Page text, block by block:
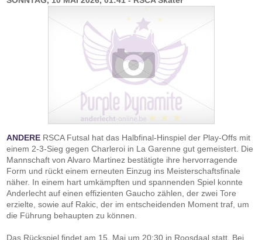
ANDERE RSCA Futsal hat das Halbfinal-Hinspiel der Play-Offs mit
einem 2-3-Sieg gegen Charleroi in La Garenne gut gemeistert. Die
Mannschaft von Alvaro Martinez bestätigte ihre hervorragende
Form und rückt einem erneuten Einzug ins Meisterschaftsfinale
näher. In einem hart umkämpften und spannenden Spiel konnte
Anderlecht auf einen effizienten Gaucho zählen, der zwei Tore
erzielte, sowie auf Rakic, der im entscheidenden Moment traf, um
die Führung behaupten zu können.
Das Rückspiel findet am 15. Mai um 20:30 in Roosdaal statt. Bei